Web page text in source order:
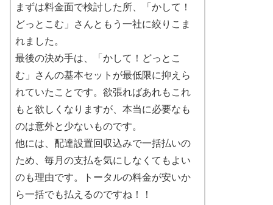
まずは料金面で検討した所、「かして！
どっとこむ」さんともう一社に絞りこま
れました。
最後の決め手は、「かして！どっとこ
む」さんの基本セットが最低限に抑えら
れていたことです。欲張ればあれもこれ
もと欲しくなりますが、本当に必要なも
のは意外と少ないものです。
他には、配達設置回収込みで一括払いの
ため、毎月の支払を気にしなくてもよい
のも理由です。トータルの料金が安いか
ら一括でも払えるのですね！！